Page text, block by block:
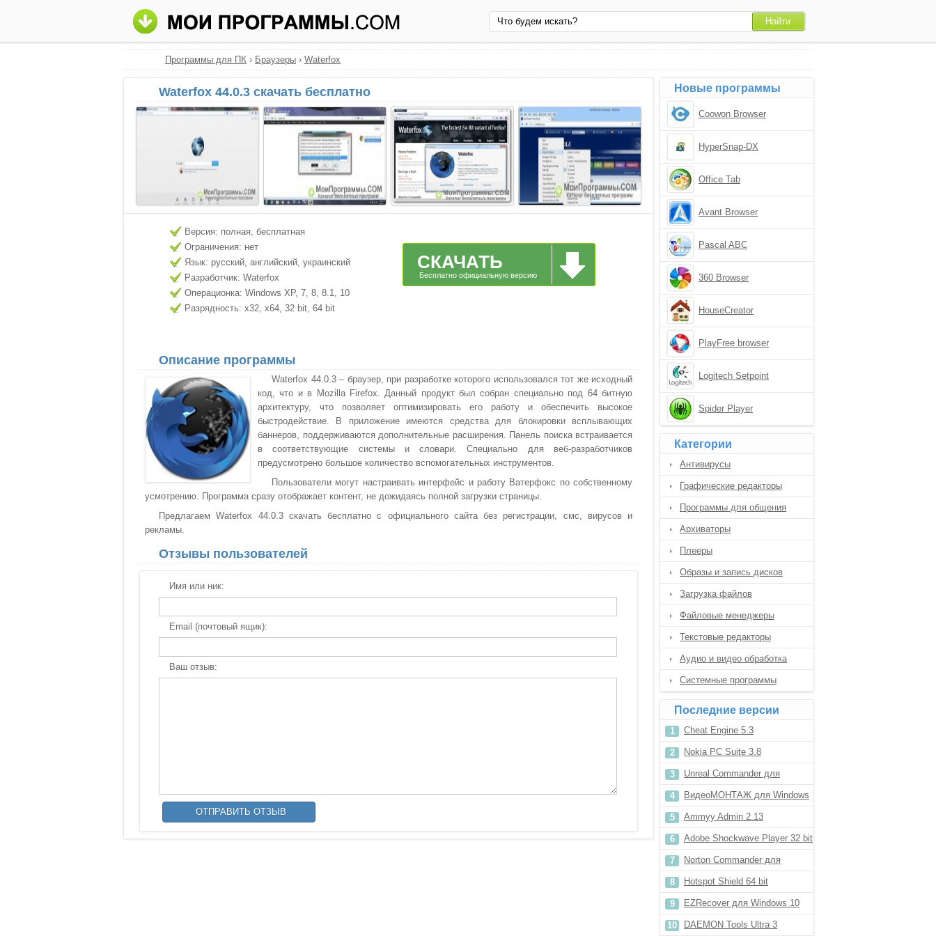
Программы для ПК › Браузеры › Waterfox
Waterfox 44.0.3 скачать бесплатно
Версия: полная, бесплатная
Ограничения: нет
Язык: русский, английский, украинский
Разработчик: Waterfox
Операционка: Windows XP, 7, 8, 8.1, 10
Разрядность: x32, x64, 32 bit, 64 bit
СКАЧАТЬ
Бесплатно официальную версию
Описание программы
Waterfox 44.0.3 – браузер, при разработке которого использовался тот же исходный
код, что и в Mozilla Firefox. Данный продукт был собран специально под 64 битную
архитектуру, что позволяет оптимизировать его работу и обеспечить высокое
быстродействие. В приложение имеются средства для блокировки всплывающих
баннеров, поддерживаются дополнительные расширения. Панель поиска встраивается
в соответствующие системы и словари. Специально для веб-разработчиков
предусмотрено большое количество вспомогательных инструментов.
Пользователи могут настраивать интерфейс и работу Ватерфокс по собственному
усмотрению. Программа сразу отображает контент, не дожидаясь полной загрузки страницы.
Предлагаем Waterfox 44.0.3 скачать бесплатно с официального сайта без регистрации, смс, вирусов и
рекламы.
Отзывы пользователей
Имя или ник:
Email (почтовый ящик):
Ваш отзыв:
Новые программы
Coowon Browser
HyperSnap-DX
Office Tab
Avant Browser
Pascal ABC
360 Browser
HouseCreator
PlayFree browser
Logitech Setpoint
Spider Player
Категории
Антивирусы
Графические редакторы
Программы для общения
Архиваторы
Плееры
Образы и запись дисков
Загрузка файлов
Файловые менеджеры
Текстовые редакторы
Аудио и видео обработка
Системные программы
Последние версии
Cheat Engine 5.3
Nokia PC Suite 3.8
Unreal Commander для
Windows 10
ВидеоМОНТАЖ для Windows
XP
Ammyy Admin 2.13
Adobe Shockwave Player 32 bit
Norton Commander для
Windows 10
Hotspot Shield 64 bit
EZRecover для Windows 10
DAEMON Tools Ultra 3